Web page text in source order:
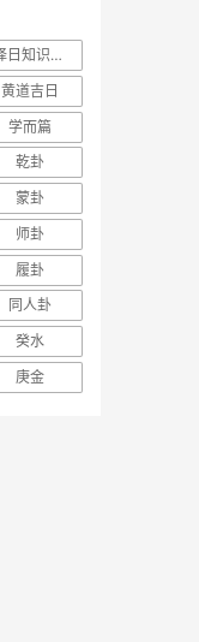
择日知识大全
黄道吉日
学而篇
乾卦
蒙卦
师卦
履卦
同人卦
癸水
庚金